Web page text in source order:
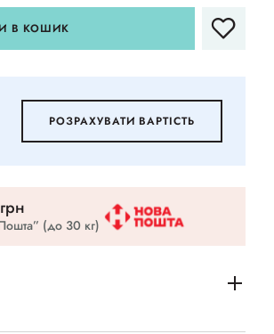
В КОШИК
РОЗРАХУВАТИ ВАРТIСТЬ
(до 30 кг)